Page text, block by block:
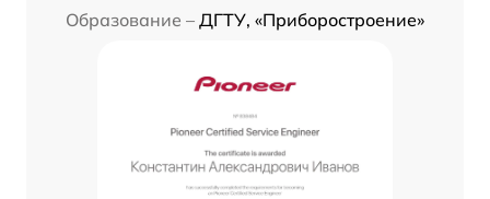
Образование – ДГТУ, «Приборостроение»